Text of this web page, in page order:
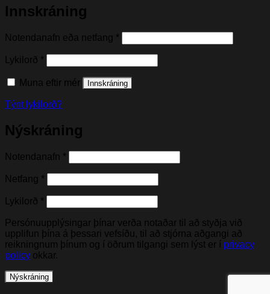
Innskráning
Notendanafn eða netfang *
Lykilorð *
Muna eftir mér Innskráning
Týnt lykilorð?
Nýskráning
Notendanafn *
Netfang *
Lykilorð *
Persónuupplýsingar þínar verða notaðar til að styðja við
upplifun þína á þessari vefsíðu, til að stjórna aðgangi að
reikningnum þínum og í öðrum tilgangi sem lýst er í privacy
policy okkar.
Nýskráning